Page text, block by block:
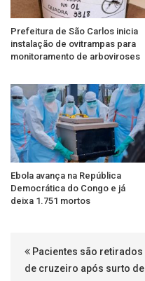
Prefeitura de São Carlos inicia
instalação de ovitrampas para
monitoramento de arboviroses
Ebola avança na República
Democrática do Congo e já
deixa 1.751 mortos
Pacientes são retirados
de cruzeiro após surto de